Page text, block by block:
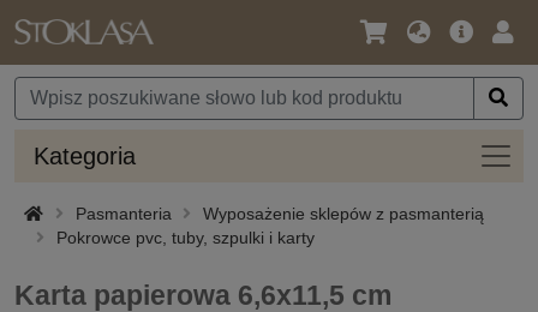
Język
Waluta
Oferta
Kategoria
Pasmanteria
Wyposażenie sklepów z pasmanterią
Pokrowce pvc, tuby, szpulki i karty
Karta papierowa 6,6x11,5 cm